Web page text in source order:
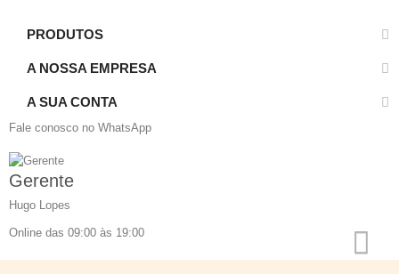
PRODUTOS
A NOSSA EMPRESA
A SUA CONTA
Fale conosco no WhatsApp
Gerente
Hugo Lopes
Online das 09:00 às 19:00